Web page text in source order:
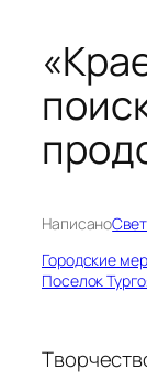
Написано
Городские
Поселок